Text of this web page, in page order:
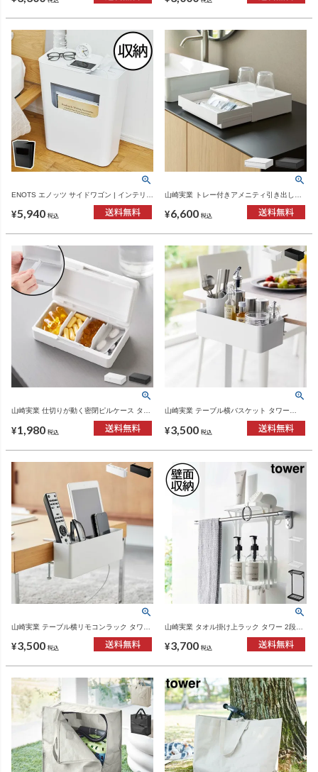
ENOTS エノッツ サイドワゴン | インテリア
¥5,940 税込
山崎実業 トレー付きアメニティ引き出し収
リーズ
¥6,600 税込
山崎実業 仕切りが動く密閉ピルケース タワ
ー tower | インテリア雑貨・タワーシリーズ
¥1,980 税込
山崎実業 テーブル横バスケット タワー
tower | インテリア雑貨・タワーシリーズ
¥3,500 税込
山崎実業 テーブル横リモコンラック タワー
¥3,500 税込
山崎実業 タオル掛け上ラック タワー 2段
¥3,700 税込